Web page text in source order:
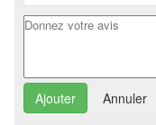
Annuler